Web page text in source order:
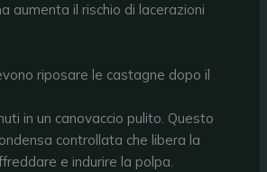
aumenta il rischio di lacerazioni
riposare le castagne dopo il
in un canovaccio pulito. Questo
controllata che libera la
e indurire la polpa.